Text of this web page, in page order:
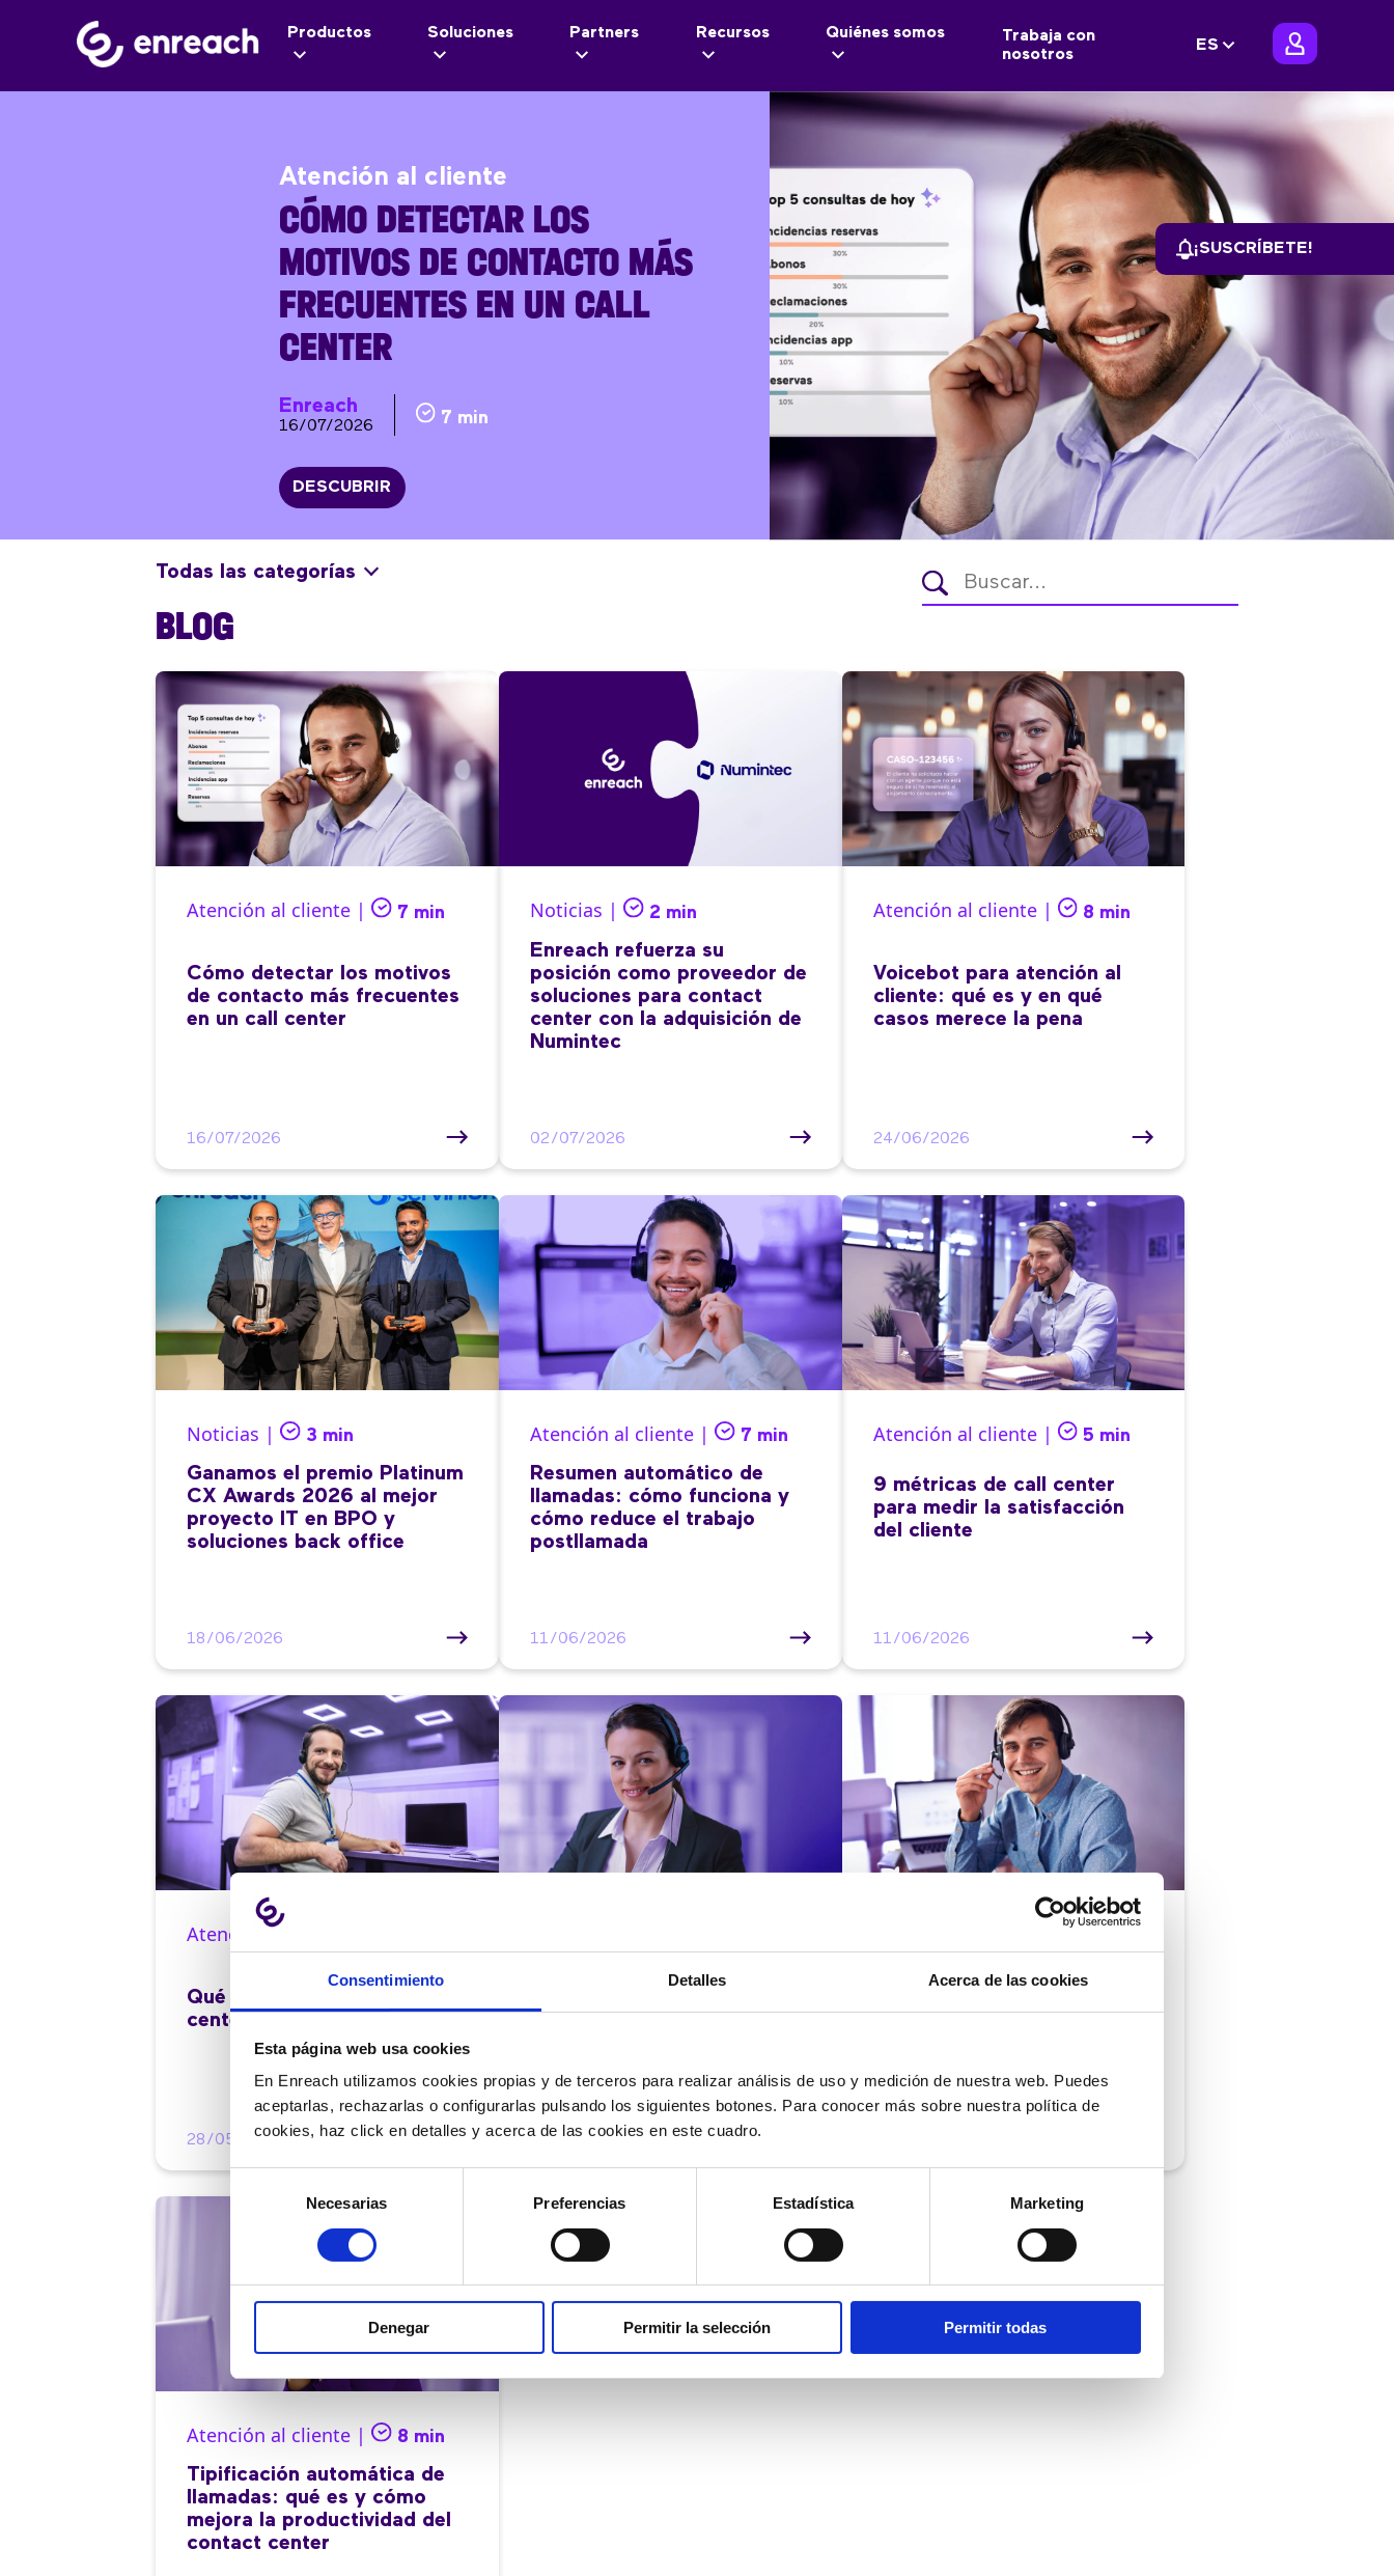
Consentimiento Detalles Acerca de las cookies
Esta página web usa cookies
En Enreach utilizamos cookies propias y de terceros para realizar análisis de uso y medición de nuestra web. Puedes
aceptarlas, rechazarlas o configurarlas pulsando los siguientes botones. Para conocer más sobre nuestra política de
cookies, haz click en detalles y acerca de las cookies en este cuadro.
consentimiento
Necesarias Preferencias Estadística Marketing
Denegar Permitir la selección Permitir todas
Productos Soluciones Partners Recursos Quiénes somos
Trabaja con
nosotros
ES
Atención al cliente
CÓMO DETECTAR LOS
MOTIVOS DE CONTACTO MÁS
FRECUENTES EN UN CALL
CENTER
Enreach
16/07/2026 7 min
DESCUBRIR
Todas las categorías
BLOG
Atención al cliente | 7 min
Cómo detectar los motivos
de contacto más frecuentes
en un call center
16/07/2026
Noticias | 2 min
Enreach refuerza su
posición como proveedor de
soluciones para contact
center con la adquisición de
Numintec
02/07/2026
Atención al cliente | 8 min
Voicebot para atención al
cliente: qué es y en qué
casos merece la pena
24/06/2026
Noticias | 3 min
Ganamos el premio Platinum
CX Awards 2026 al mejor
proyecto IT en BPO y
soluciones back office
18/06/2026
Atención al cliente | 7 min
Resumen automático de
llamadas: cómo funciona y
cómo reduce el trabajo
postllamada
11/06/2026
Atención al cliente | 5 min
9 métricas de call center
para medir la satisfacción
del cliente
11/06/2026
Atención al cliente |
Qué es el FCR en un contact
center y cómo mejorarlo
28/05/2026
Cómo automatizar la
evaluación de llamadas en
12/05/2026
Cómo comprobar si tu
los tiempos de respuesta
Atención al cliente | 8 min
Tipificación automática de
llamadas: qué es y cómo
mejora la productividad del
contact center
¡SUSCRÍBETE!